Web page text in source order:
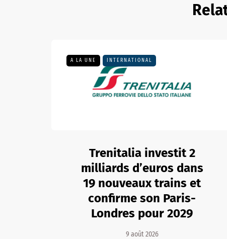
A LA UNE INTERNATIONAL
Trenitalia investit 2
milliards d’euros dans
19 nouveaux trains et
confirme son Paris-
Londres pour 2029
9 août 2026